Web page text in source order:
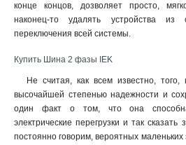
конце концов, дозволяет просто,
наконец-то удалять устройства из
переключения всей системы.
Купить Шина 2 фазы IEK
Не считая, как всем известно,
высочайшей степенью надежности и
один факт о том, что она
электрические перегрузки и так
постоянно говорим, вероятных